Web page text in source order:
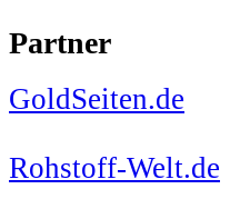
Partner
GoldSeiten.de
Rohstoff-Welt.de